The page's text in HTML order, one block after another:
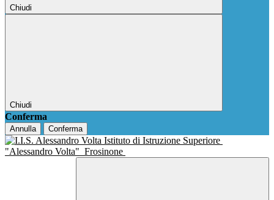
Chiudi
Chiudi
Conferma
Annulla Conferma
Istituto di Istruzione Superiore
"Alessandro Volta" Frosinone